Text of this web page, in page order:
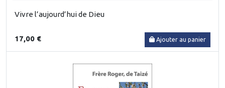
Vivre l’aujourd’hui de Dieu
17,00 € Ajouter au panier